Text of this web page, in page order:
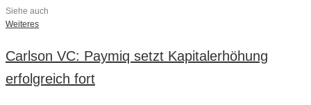
Siehe auch
Weiteres
Carlson VC: Paymiq setzt Kapitalerhöhung
erfolgreich fort